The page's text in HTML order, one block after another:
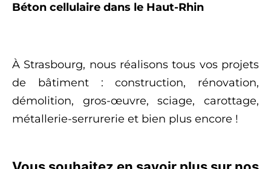
Béton cellulaire dans le Haut-Rhin
À Strasbourg, nous réalisons tous vos projets
de bâtiment : construction, rénovation,
démolition, gros-œuvre, sciage, carottage,
métallerie-serrurerie et bien plus encore !